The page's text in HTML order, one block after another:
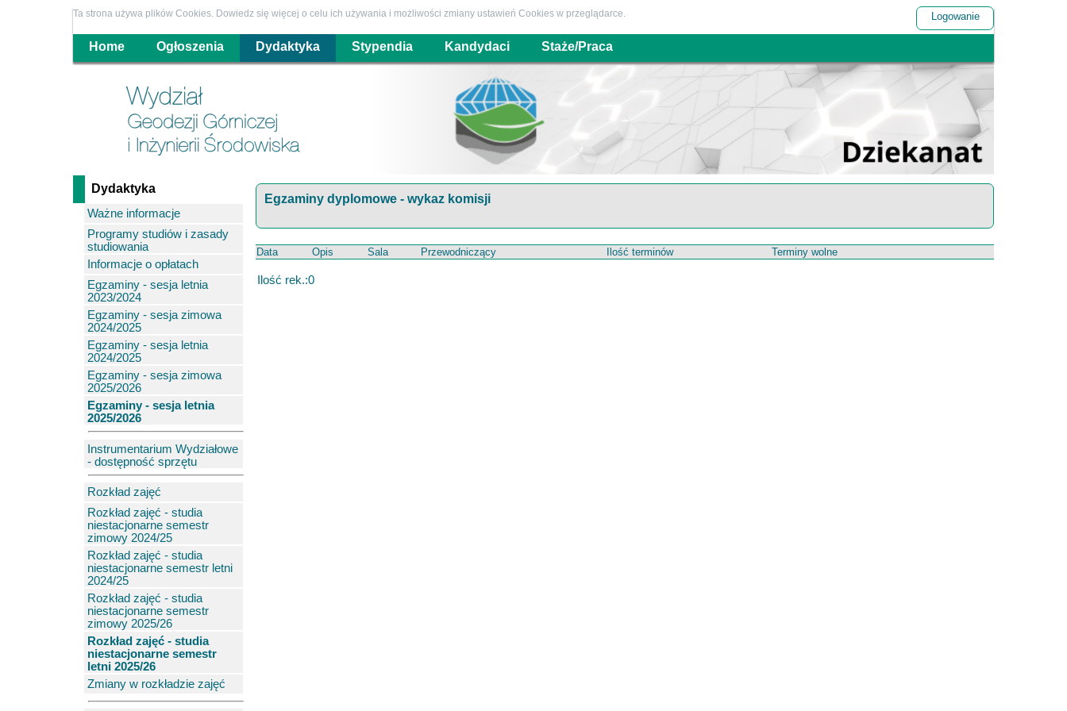
Ta strona używa plików Cookies. Dowiedz się więcej o celu ich używania i możliwości zmiany ustawień Cookies w przeglądarce. Logowanie
Home Ogłoszenia Dydaktyka Stypendia Kandydaci Staże/Praca
Dydaktyka
Ważne informacje
Programy studiów i zasady
studiowania
Informacje o opłatach
Egzaminy - sesja letnia
2023/2024
Egzaminy - sesja zimowa
2024/2025
Egzaminy - sesja letnia
2024/2025
Egzaminy - sesja zimowa
2025/2026
Egzaminy - sesja letnia
2025/2026
Instrumentarium Wydziałowe
- dostępność sprzętu
Rozkład zajęć
Rozkład zajęć - studia
niestacjonarne semestr
zimowy 2024/25
Rozkład zajęć - studia
niestacjonarne semestr letni
2024/25
Rozkład zajęć - studia
niestacjonarne semestr
zimowy 2025/26
Rozkład zajęć - studia
niestacjonarne semestr
letni 2025/26
Zmiany w rozkładzie zajęć
Egzaminy dyplomowe - wykaz komisji
Data Opis Sala Przewodniczący Ilość terminów Terminy wolne
Ilość rek.:0